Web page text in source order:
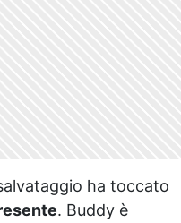
ha toccato
. Buddy è